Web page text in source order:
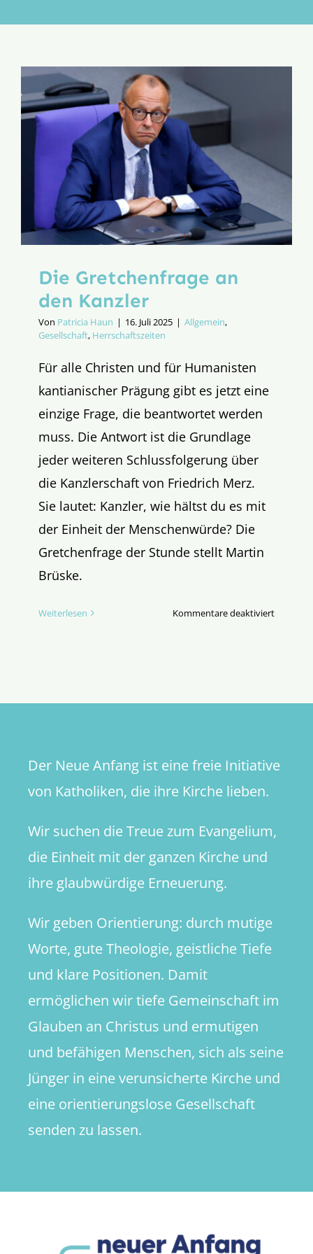
Aktion
Die Gretchenfrage an
den Kanzler
Von Patricia Haun | 16. Juli 2025 | Allgemein,
Gesellschaft, Herrschaftszeiten
Für alle Christen und für Humanisten
kantianischer Prägung gibt es jetzt eine
einzige Frage, die beantwortet werden
muss. Die Antwort ist die Grundlage
jeder weiteren Schlussfolgerung über
die Kanzlerschaft von Friedrich Merz.
Sie lautet: Kanzler, wie hältst du es mit
der Einheit der Menschenwürde? Die
Gretchenfrage der Stunde stellt Martin
Brüske.
Weiterlesen Kommentare deaktiviertfür
Der Neue Anfang ist eine freie Initiative
von Katholiken, die ihre Kirche lieben.
Wir suchen die Treue zum Evangelium,
die Einheit mit der ganzen Kirche und
ihre glaubwürdige Erneuerung.
Wir geben Orientierung: durch mutige
Worte, gute Theologie, geistliche Tiefe
und klare Positionen. Damit
ermöglichen wir tiefe Gemeinschaft im
Glauben an Christus und ermutigen
und befähigen Menschen, sich als seine
Jünger in eine verunsicherte Kirche und
eine orientierungslose Gesellschaft
senden zu lassen.